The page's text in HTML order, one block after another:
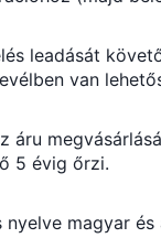
leadását
van
áru
5 évig őrzi.
nyelve magyar és